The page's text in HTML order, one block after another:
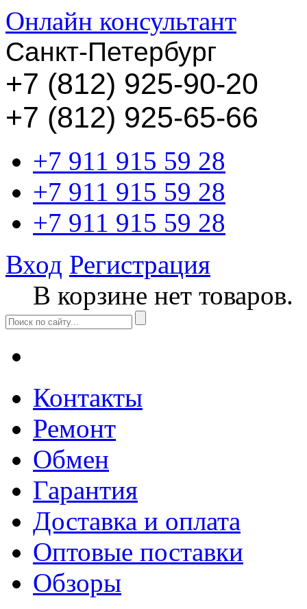
Онлайн консультант
Санкт-Петербург
+7 (812) 925-90-20
+7 (812) 925-65-66
+7 911 915 59 28
+7 911 915 59 28
+7 911 915 59 28
Вход Регистрация
В корзине нет товаров.
Контакты
Ремонт
Обмен
Гарантия
Доставка и оплата
Оптовые поставки
Обзоры